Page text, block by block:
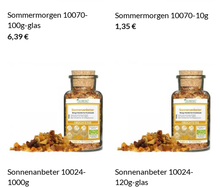
Sommermorgen 10070-
100g-glas
6,39€
Sommermorgen 10070-10g
1,35€
Sonnenanbeter 10024-
1000g
Sonnenanbeter 10024-
120g-glas